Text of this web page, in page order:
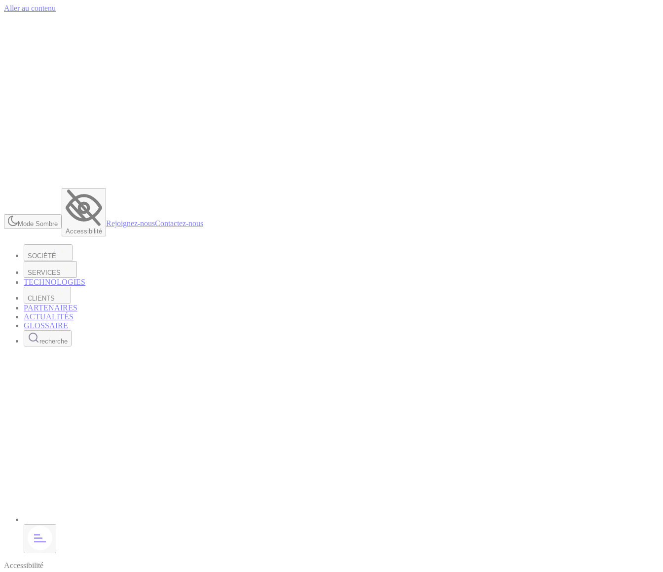
Aller au contenu
Mode Sombre
Accessibilité
Rejoignez-nousContactez-nous
SOCIÉTÉ
SERVICES
TECHNOLOGIES
CLIENTS
PARTENAIRES
ACTUALITÉS
GLOSSAIRE
recherche
Accessibilité